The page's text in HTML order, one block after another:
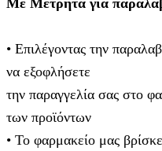
Με Μετρητά για
• Επιλέγοντας την
να εξοφλήσετε
την παραγγελία σας στο
των προϊόντων
• Το φαρμακείο μας